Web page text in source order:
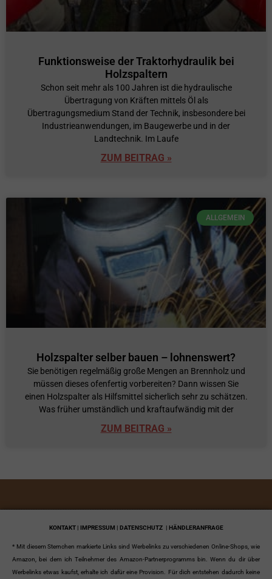
Funktionsweise der Traktorhydraulik bei
Holzspaltern
Schon seit mehr als 100 Jahren ist die hydraulische
Übertragung von Kräften mittels Öl als
Übertragungsmedium Stand der Technik, insbesondere bei
Industrieanwendungen, im Baugewerbe und in der
Landtechnik. Im Laufe
ZUM BEITRAG »
ALLGEMEIN
Holzspalter selber bauen – lohnenswert?
Sie benötigen regelmäßig große Mengen an Brennholz und
müssen dieses ofenfertig vorbereiten? Dann wissen Sie
einen Holzspalter als Hilfsmittel sicherlich sehr zu schätzen.
Was früher umständlich und kraftaufwändig mit der
ZUM BEITRAG »
KONTAKT | IMPRESSUM | DATENSCHUTZ | HÄNDLERANFRAGE
* Mit diesem Sternchen markierte Links sind Werbelinks zu verschiedenen Online-Shops, wie
Amazon, bei dem ich Teilnehmer des Amazon-Partnerprogramms bin. Wenn du dir über
Werbelinks etwas kaufst, erhalte ich dafür eine Provision. Für dich entstehen dadurch keine